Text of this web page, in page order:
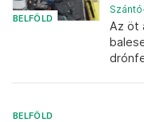
BELFÖLD
Az öt
BELFÖLD